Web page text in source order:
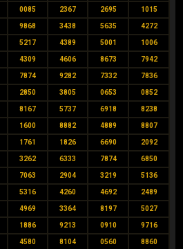
0085 2367 2695 1015
9868 3438 5635 4272
5217 4389 5001 1006
4309 4606 8673 7942
7874 9282 7332 7836
2850 3805 0653 0852
8167 5737 6918 8238
1600 8882 4889 8807
1761 1826 6690 2092
3262 6333 7874 6850
7063 2904 3219 5136
5316 4260 4692 2489
4969 3364 8197 5027
1886 9213 0910 9716
4580 8104 0560 8860